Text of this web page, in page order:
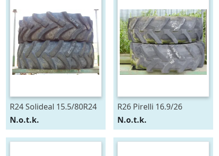
R24 Solideal 15.5/80R24
N.o.t.k.
R26 Pirelli 16.9/26
N.o.t.k.